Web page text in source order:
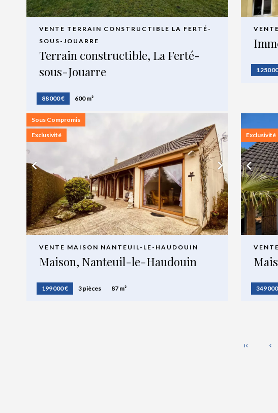
VENTE TERRAIN CONSTRUCTIBLE LA FERTÉ-
SOUS-JOUARRE
Terrain constructible, La Ferté-
sous-Jouarre
88 000 € 600 m²
1 250
VENTE MAISON NANTEUIL-LE-HAUDOUIN
Maison, Nanteuil-le-Haudouin
199 000 € 3 pièces 87 m²
Exclusivité
Sous Compromis
349
Exclusivité